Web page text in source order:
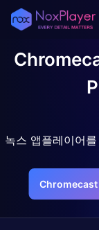
녹스 앱플레이어
Chromecast